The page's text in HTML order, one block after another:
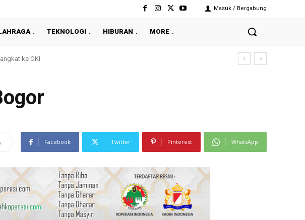
Masuk / Bergabung
TEKNOLOGI HIBURAN MORE
ke OKI
Ketahanan Pangan
Facebook Twitter Pinterest WhatsApp